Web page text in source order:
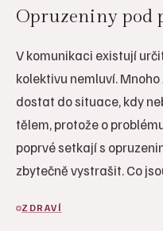
Opruzeniny pod
V komunikaci existují
kolektivu nemluví.
dostat do situace, kdy
tělem, protože o
poprvé setkají s
zbytečně vystrašit. Co
ZDRAVÍ